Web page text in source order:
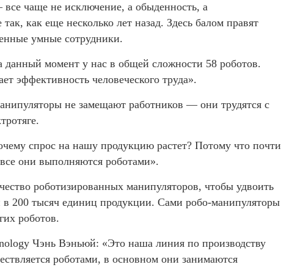
чаще не исключение, а обыденность, а
как еще несколько лет назад. Здесь балом правят
умные сотрудники.
момент у нас в общей сложности 58 роботов.
эффективность человеческого труда».
не замещают работников — они трудятся с
спрос на нашу продукцию растет? Потому что почти
они выполняются роботами».
роботизированных манипуляторов, чтобы удвоить
в 200 тысяч единиц продукции. Сами робо-манипуляторы
роботов.
Чэнь Вэньюй: «Это наша линия по производству
роботами, в основном они занимаются